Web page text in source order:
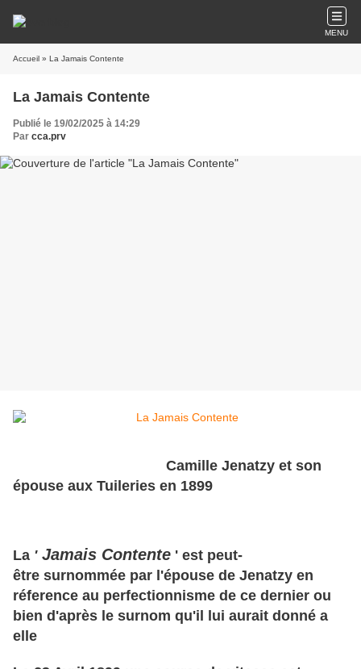
MENU
Accueil » La Jamais Contente
La Jamais Contente
Publié le 19/02/2025 à 14:29
Par cca.prv
Camille Jenatzy et son
épouse aux Tuileries en 1899
La 'Jamais Contente ' est peut-
être surnommée par l'épouse de Jenatzy en
réference au perfectionnisme de ce dernier ou
bien d'après le surnom qu'il lui aurait donné a
elle